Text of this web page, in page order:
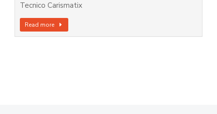
Tecnico Carismatix
Read more